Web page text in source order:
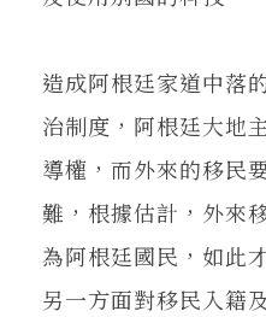
造成阿根廷家道中落
治制度，阿根廷大地
導權，而外來的移民
難，根據估計，外來
為阿根廷國民，如此
另一方面對移民入籍